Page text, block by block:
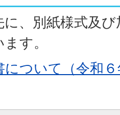
、別紙様式及
す。
について（令和